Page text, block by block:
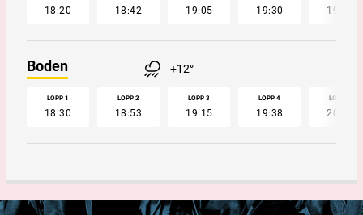
18:20 18:42 19:05 19:30 19:52
Boden +12°
LOPP 1
18:30
LOPP 2
18:53
LOPP 3
19:15
LOPP 4
19:38
LOPP 5
20:00